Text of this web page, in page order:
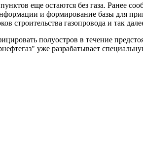
еще остаются без газа. Ранее
и формирование базы для
строительства газопровода и так
полуостров в течение
уже разрабатывает